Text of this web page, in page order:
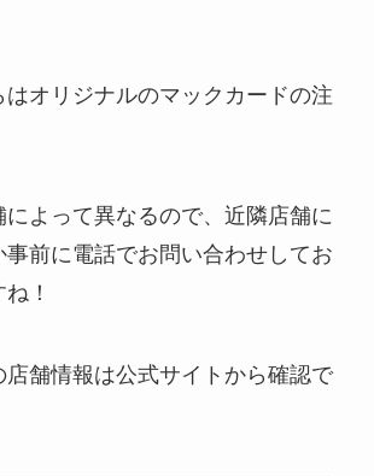
はオリジナルのマックカードの注
よって異なるので、近隣店舗に
前に電話でお問い合わせしてお
！
店舗情報は公式サイトから確認で